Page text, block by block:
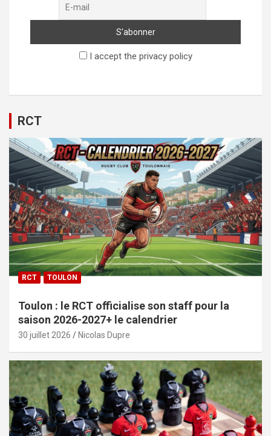
I accept the privacy policy
RCT
RCT TOULON
Toulon : le RCT officialise son staff pour la
saison 2026-2027+ le calendrier
30 juillet 2026 Nicolas Dupre